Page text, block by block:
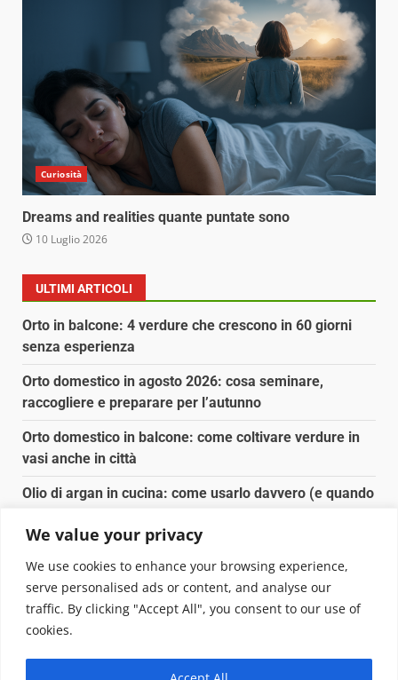
We value your privacy
We use cookies to enhance your browsing experience,
serve personalised ads or content, and analyse our
traffic. By clicking "Accept All", you consent to our use of
cookies.
Curiosità
Dreams and realities quante puntate sono
10 Luglio 2026
ULTIMI ARTICOLI
Orto in balcone: 4 verdure che crescono in 60 giorni
senza esperienza
Orto domestico in agosto 2026: cosa seminare,
raccogliere e preparare per l’autunno
Orto domestico in balcone: come coltivare verdure in
vasi anche in città
Olio di argan in cucina: come usarlo davvero (e quando
Spesa biologica senza spendere il doppio: dove e
come conviene
Copyright © 2025 Biopianeta.it proprietà di Jws Media
Questo blog non è una testata giornalistica, in quanto